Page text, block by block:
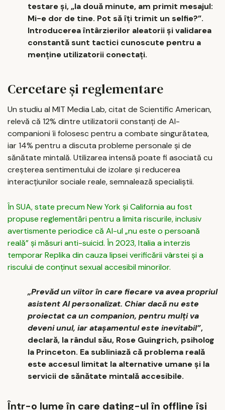
testare și, „la două minute, am primit mesajul:
Mi-e dor de tine. Pot să îți trimit un selfie?”.
Introducerea întârzierilor aleatorii și validarea
constantă sunt tactici cunoscute pentru a
menține utilizatorii conectați.
Cercetare și reglementare
Un studiu al MIT Media Lab, citat de Scientific American,
relevă că 12% dintre utilizatorii constanți de AI-
companioni îi folosesc pentru a combate singurătatea,
iar 14% pentru a discuta probleme personale și de
sănătate mintală. Utilizarea intensă poate fi asociată cu
creșterea sentimentului de izolare și reducerea
interacțiunilor sociale reale, semnalează specialiștii.
În SUA, state precum New York și California au fost
propuse reglementări pentru a limita riscurile, inclusiv
avertismente periodice că AI-ul „nu este o persoană
reală” și măsuri anti-suicid. În 2023, Italia a interzis
temporar Replika din cauza lipsei verificării vârstei și a
riscului de conținut sexual accesibil minorilor.
„Prevăd un viitor în care fiecare va avea propriul
asistent AI personalizat. Chiar dacă nu este
proiectat ca un companion, pentru mulți va
deveni unul, iar atașamentul este inevitabil”,
declară, la rândul său, Rose Guingrich, psiholog
la Princeton. Ea subliniază că problema reală
este accesul limitat la alternative umane și la
servicii de sănătate mintală accesibile.
Într-o lume în care dating-ul în offline își